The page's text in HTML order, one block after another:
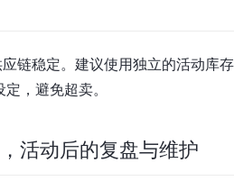
链稳定。建议使用独立的活动库
，避免超卖。
活动后的复盘与维护